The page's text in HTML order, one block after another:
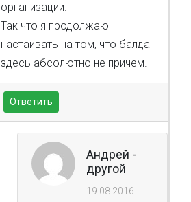
организации.
Так что я продолжаю
настаивать на том, что балда
здесь абсолютно не причем.
Ответить
Андрей -
другой
19.08.2016